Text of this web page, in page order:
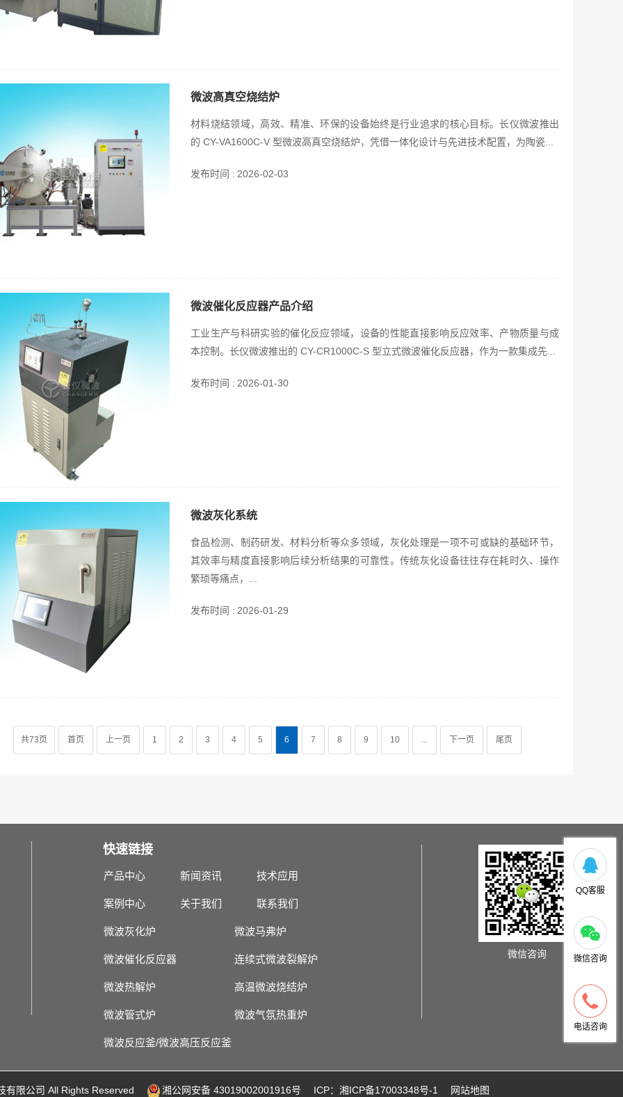
微波高真空烧结炉
材料烧结领域，高效、精准、环保的设备始终是行业追求的核心目标。长仪微波推出
的 CY-VA1600C-V 型微波高真空烧结炉，凭借一体化设计与先进技术配置，为陶瓷...
发布时间 : 2026-02-03
微波催化反应器产品介绍
工业生产与科研实验的催化反应领域，设备的性能直接影响反应效率、产物质量与成
本控制。长仪微波推出的 CY-CR1000C-S 型立式微波催化反应器，作为一款集成先...
发布时间 : 2026-01-30
微波灰化系统
食品检测、制药研发、材料分析等众多领域，灰化处理是一项不可或缺的基础环节，
其效率与精度直接影响后续分析结果的可靠性。传统灰化设备往往存在耗时久、操作
繁琐等痛点，...
发布时间 : 2026-01-29
共73页 首页 上一页 1 2 3 4 5 6 7 8 9 10 ... 下一页 尾页
快速链接
产品中心 新闻资讯 技术应用
案例中心 关于我们 联系我们
微波灰化炉 微波马弗炉
微波催化反应器 连续式微波裂解炉
微波热解炉 高温微波烧结炉
微波管式炉 微波气氛热重炉
微波反应釜/微波高压反应釜
微信咨询
限公司 All Rights Reserved 湘公网安备 43019002001916号 ICP：湘ICP备17003348号-1 网站地图
QQ客服
微信咨询
电话咨询